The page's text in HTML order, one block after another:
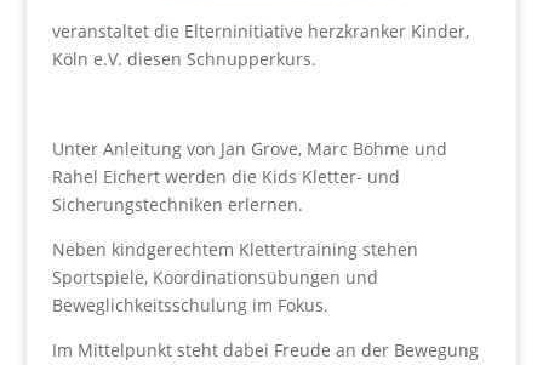
veranstaltet die Elterninitiative herzkranker Kinder,
Köln e.V. diesen Schnupperkurs.
Unter Anleitung von Jan Grove, Marc Böhme und
Rahel Eichert werden die Kids Kletter- und
Sicherungstechniken erlernen.
Neben kindgerechtem Klettertraining stehen
Sportspiele, Koordinationsübungen und
Beweglichkeitsschulung im Fokus.
Im Mittelpunkt steht dabei Freude an der Bewegung